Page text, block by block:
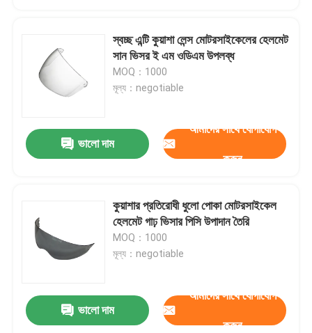
স্বচ্ছ এন্টি কুয়াশা লেন্স মোটরসাইকেলের হেলমেট
সান ভিসর ই এম ওডিএম উপলব্ধ
MOQ：1000
মূল্য：negotiable
ভালো দাম
আমাদের সাথে যোগাযোগ
করুন
কুয়াশার প্রতিরোধী ধুলো পোকা মোটরসাইকেল
হেলমেট গাঢ় ভিসার পিসি উপাদান তৈরি
MOQ：1000
মূল্য：negotiable
ভালো দাম
আমাদের সাথে যোগাযোগ
করুন